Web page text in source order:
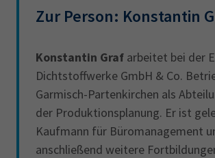
Zur Person: Konstantin
Konstantin Graf arbeitet bei der
Dichtstoffwerke GmbH & Co.
Garmisch-Partenkirchen als
der Produktionsplanung. Er ist
Kaufmann für Büromanagement
anschließend weitere